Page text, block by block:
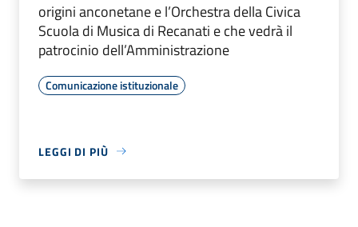
origini anconetane e l’Orchestra della Civica
Scuola di Musica di Recanati e che vedrà il
patrocinio dell’Amministrazione
Comunicazione istituzionale
LEGGI DI PIÙ